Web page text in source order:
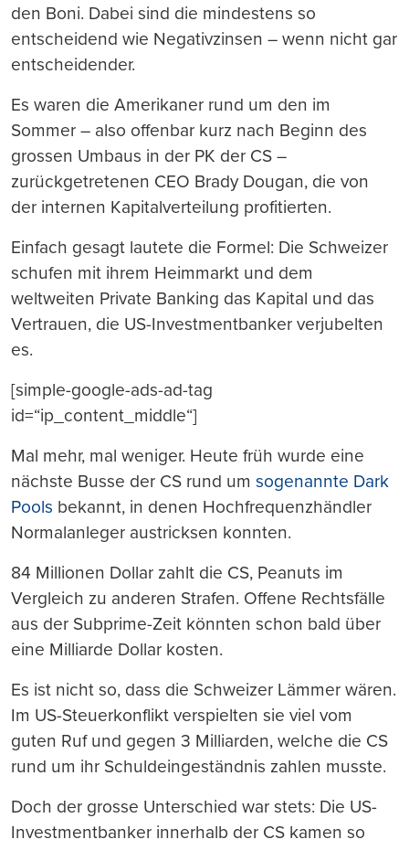
den Boni. Dabei sind die mindestens so
entscheidend wie Negativzinsen – wenn nicht gar
entscheidender.
Es waren die Amerikaner rund um den im
Sommer – also offenbar kurz nach Beginn des
grossen Umbaus in der PK der CS –
zurückgetretenen CEO Brady Dougan, die von
der internen Kapitalverteilung profitierten.
Einfach gesagt lautete die Formel: Die Schweizer
schufen mit ihrem Heimmarkt und dem
weltweiten Private Banking das Kapital und das
Vertrauen, die US-Investmentbanker verjubelten
es.
[simple-google-ads-ad-tag
id=“ip_content_middle“]
Mal mehr, mal weniger. Heute früh wurde eine
nächste Busse der CS rund um sogenannte Dark
Pools bekannt, in denen Hochfrequenzhändler
Normalanleger austricksen konnten.
84 Millionen Dollar zahlt die CS, Peanuts im
Vergleich zu anderen Strafen. Offene Rechtsfälle
aus der Subprime-Zeit könnten schon bald über
eine Milliarde Dollar kosten.
Es ist nicht so, dass die Schweizer Lämmer wären.
Im US-Steuerkonflikt verspielten sie viel vom
guten Ruf und gegen 3 Milliarden, welche die CS
rund um ihr Schuldeingeständnis zahlen musste.
Doch der grosse Unterschied war stets: Die US-
Investmentbanker innerhalb der CS kamen so